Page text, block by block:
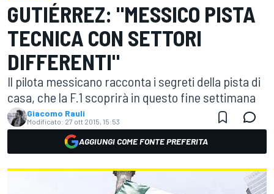
GUTIÉRREZ: "MESSICO PISTA
TECNICA CON SETTORI
DIFFERENTI"
Il pilota messicano racconta i segreti della pista di
casa, che la F.1 scoprirà in questo fine settimana
Giacomo Rauli
Modificato: 27 ott 2015, 15:53
AGGIUNGI COME FONTE PREFERITA